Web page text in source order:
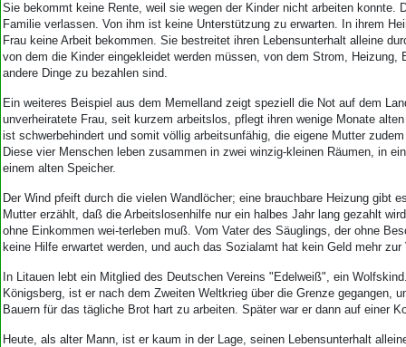
Wer wir sind
Aktuelle Ausgabe
Abonnenten-Login
Abo Prämien
Archiv
Mediadaten
Schlesien
Danzig und Westpreußen
Bücher
Impressum
Datenschutz
Sie bekommt keine Rente, weil sie wegen der Kinder nicht arbeiten konnte.
Familie verlassen. Von ihm ist keine Unterstützung zu erwarten. In ihrem
Frau keine Arbeit bekommen. Sie bestreitet ihren Lebensunterhalt alleine
von dem die Kinder eingekleidet werden müssen, von dem Strom, Heizung,
andere Dinge zu bezahlen sind.
Ein weiteres Beispiel aus dem Memelland zeigt speziell die Not auf dem
unverheiratete Frau, seit kurzem arbeitslos, pflegt ihren wenige Monate
ist schwerbehindert und somit völlig arbeitsunfähig, die eigene Mutter
Diese vier Menschen leben zusammen in zwei winzig-kleinen Räumen, in
einem alten Speicher.
Der Wind pfeift durch die vielen Wandlöcher; eine brauchbare Heizung gibt
Mutter erzählt, daß die Arbeitslosenhilfe nur ein halbes Jahr lang gezahlt
ohne Einkommen wei-terleben muß. Vom Vater des Säuglings, der ohne
keine Hilfe erwartet werden, und auch das Sozialamt hat kein Geld mehr zur
In Litauen lebt ein Mitglied des Deutschen Vereins "Edelweiß", ein
Königsberg, ist er nach dem Zweiten Weltkrieg über die Grenze gegangen,
Bauern für das tägliche Brot hart zu arbeiten. Später war er dann auf einer
Heute, als alter Mann, ist er kaum in der Lage, seinen Lebensunterhalt